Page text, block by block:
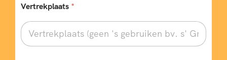
Vertrekplaats *